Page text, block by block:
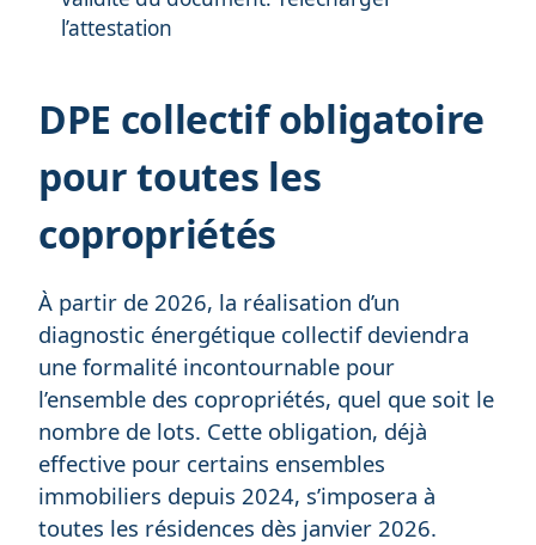
l’attestation
DPE collectif obligatoire
pour toutes les
copropriétés
À partir de 2026, la réalisation d’un
diagnostic énergétique collectif deviendra
une formalité incontournable pour
l’ensemble des copropriétés, quel que soit le
nombre de lots. Cette obligation, déjà
effective pour certains ensembles
immobiliers depuis 2024, s’imposera à
toutes les résidences dès janvier 2026.